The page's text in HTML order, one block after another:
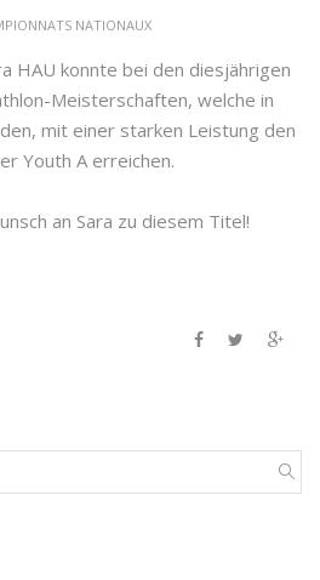
NATIONAUX
HAU konnte bei den diesjährigen
Meisterschaften, welche in
mit einer starken Leistung den
Youth A erreichen.
an Sara zu diesem Titel!